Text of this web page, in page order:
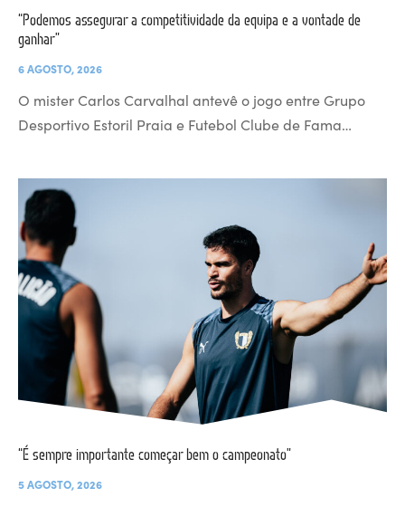
“Podemos assegurar a competitividade da equipa e a vontade de
ganhar”
6 AGOSTO, 2026
O mister Carlos Carvalhal antevê o jogo entre Grupo
Desportivo Estoril Praia e Futebol Clube de Fama…
“É sempre importante começar bem o campeonato”
5 AGOSTO, 2026